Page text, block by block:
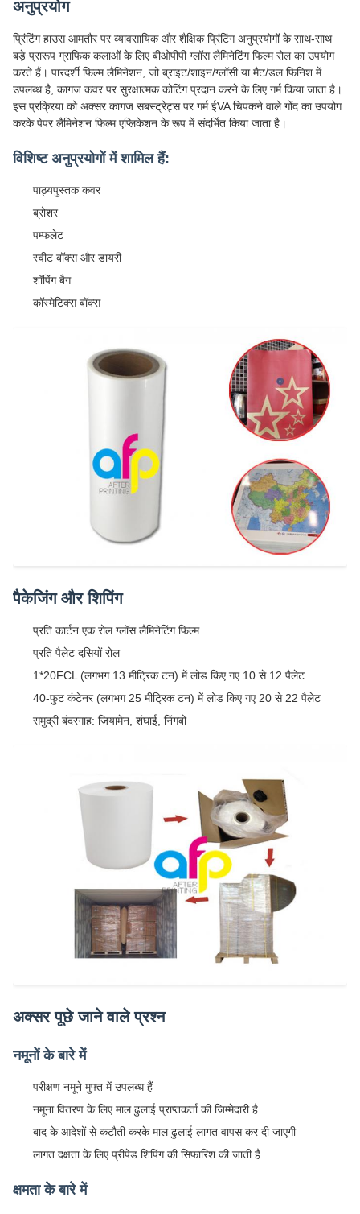
अनुप्रयोग
प्रिंटिंग हाउस आमतौर पर व्यावसायिक और शैक्षिक प्रिंटिंग अनुप्रयोगों के साथ-साथ
बड़े प्रारूप ग्राफिक कलाओं के लिए बीओपीपी ग्लॉस लैमिनेटिंग फिल्म रोल का उपयोग
करते हैं। पारदर्शी फिल्म लैमिनेशन, जो ब्राइट/शाइन/ग्लॉसी या मैट/डल फिनिश में
उपलब्ध है, कागज कवर पर सुरक्षात्मक कोटिंग प्रदान करने के लिए गर्म किया जाता है।
इस प्रक्रिया को अक्सर कागज सबस्ट्रेट्स पर गर्म ईVA चिपकने वाले गोंद का उपयोग
करके पेपर लैमिनेशन फिल्म एप्लिकेशन के रूप में संदर्भित किया जाता है।
विशिष्ट अनुप्रयोगों में शामिल हैं:
पाठ्यपुस्तक कवर
ब्रोशर
पम्फलेट
स्वीट बॉक्स और डायरी
शॉपिंग बैग
कॉस्मेटिक्स बॉक्स
पैकेजिंग और शिपिंग
प्रति कार्टन एक रोल ग्लॉस लैमिनेटिंग फिल्म
प्रति पैलेट दसियों रोल
1*20FCL (लगभग 13 मीट्रिक टन) में लोड किए गए 10 से 12 पैलेट
40-फुट कंटेनर (लगभग 25 मीट्रिक टन) में लोड किए गए 20 से 22 पैलेट
समुद्री बंदरगाह: ज़ियामेन, शंघाई, निंगबो
अक्सर पूछे जाने वाले प्रश्न
नमूनों के बारे में
परीक्षण नमूने मुफ्त में उपलब्ध हैं
नमूना वितरण के लिए माल ढुलाई प्राप्तकर्ता की जिम्मेदारी है
बाद के आदेशों से कटौती करके माल ढुलाई लागत वापस कर दी जाएगी
लागत दक्षता के लिए प्रीपेड शिपिंग की सिफारिश की जाती है
क्षमता के बारे में